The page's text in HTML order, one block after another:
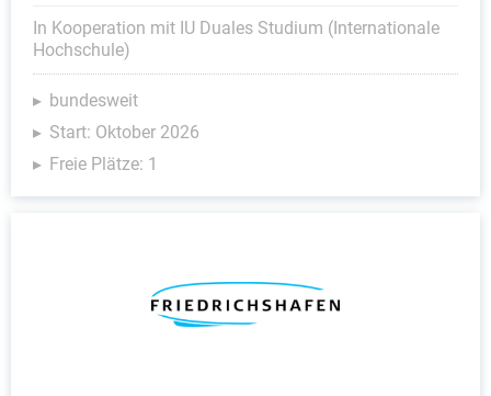
In Kooperation mit IU Duales Studium (Internationale
Hochschule)
bundesweit
Start: Oktober 2026
Freie Plätze: 1